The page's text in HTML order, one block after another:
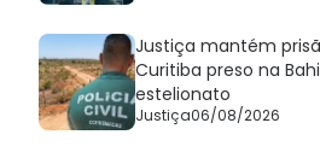
Justiça mantém
Curitiba preso na
estelionato
Justiça06/08/2026